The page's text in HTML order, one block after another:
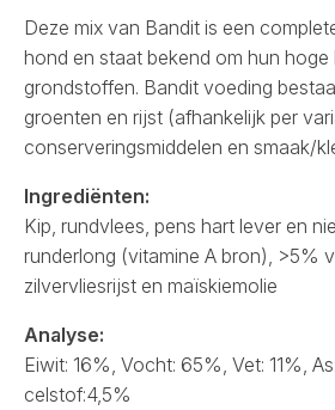
Deze mix van Bandit is een
hond en staat bekend om hun hoge
grondstoffen. Bandit voeding
groenten en rijst (afhankelijk per
conserveringsmiddelen en smaak/
Ingrediënten:
Kip, rundvlees, pens hart lever en
runderlong (vitamine A bron), >5%
zilvervliesrijst en maïskiemolie
Analyse:
Eiwit: 16%, Vocht: 65%, Vet: 11%,
celstof:4,5%